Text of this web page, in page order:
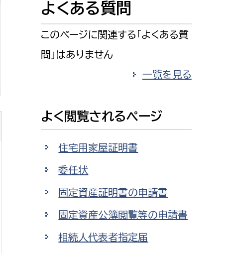
監査事務局
よくある質問
このページに関連する「よくある質
問」はありません
一覧を見る
よく閲覧されるページ
住宅用家屋証明書
委任状
固定資産証明書の申請書
固定資産公簿閲覧等の申請書
相続人代表者指定届